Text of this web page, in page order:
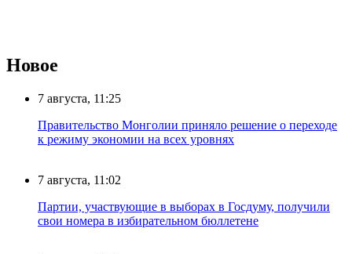
Новое
7 августа, 11:25
Правительство Монголии приняло решение о переходе
к режиму экономии на всех уровнях
7 августа, 11:02
Партии, участвующие в выборах в Госдуму, получили
свои номера в избирательном бюллетене